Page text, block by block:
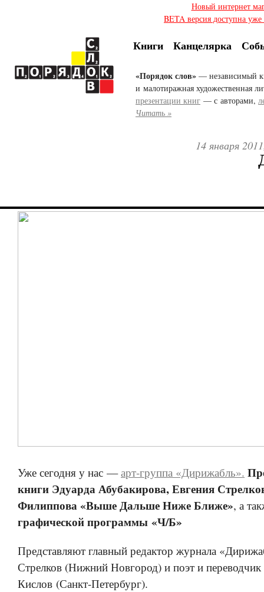
Новый интернет
BETA версия доступна
Книги Канцелярка
«Порядок слов» — независимый
и малотиражная художественная
презентации книг — с авторами,
Читать »
14 января
Уже сегодня у нас —арт-группа «Дирижабль». П
книги Эдуарда Абубакирова, Евгения
Филиппова «Выше Дальше Ниже Ближе», а
графической программы «Ч/Б»
Представляют главный редактор журнала
Стрелков (Нижний Новгород) и поэт и
Кислов (Санкт-Петербург).